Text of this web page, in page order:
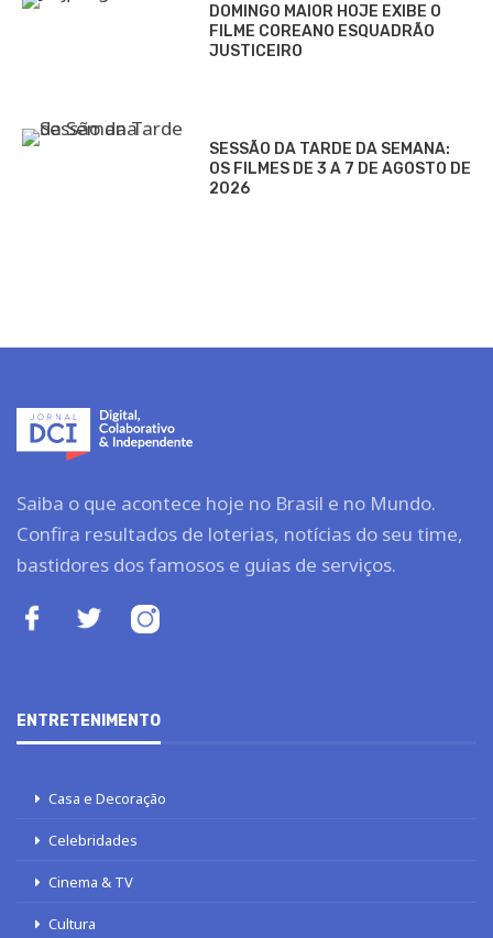
DOMINGO MAIOR HOJE EXIBE O
FILME COREANO ESQUADRÃO
JUSTICEIRO
SESSÃO DA TARDE DA SEMANA:
OS FILMES DE 3 A 7 DE AGOSTO DE
2026
Saiba o que acontece hoje no Brasil e no Mundo.
Confira resultados de loterias, notícias do seu time,
bastidores dos famosos e guias de serviços.
ENTRETENIMENTO
Casa e Decoração
Celebridades
Cinema & TV
Cultura